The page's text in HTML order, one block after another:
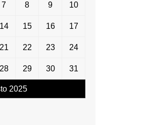
2025
7 8 9 10
14 15 16 17
21 22 23 24
28 29 30 31